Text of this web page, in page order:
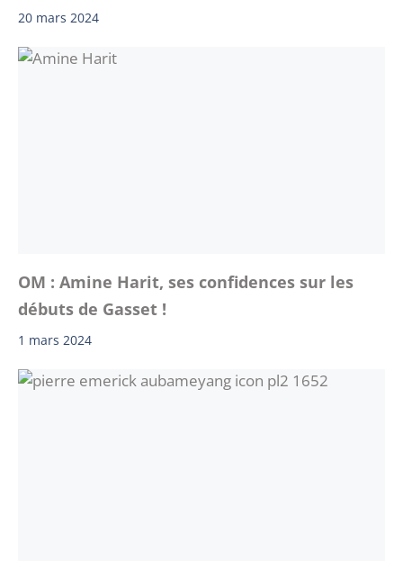
20 mars 2024
OM : Amine Harit, ses confidences sur les
débuts de Gasset !
1 mars 2024